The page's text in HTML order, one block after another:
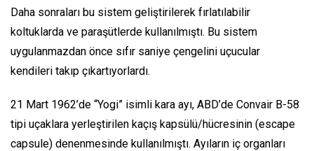
Daha sonraları bu sistem geliştirilerek fırlatılabilir
koltuklarda ve paraşütlerde kullanılmıştı. Bu sistem
uygulanmazdan önce sıfır saniye çengelini uçucular
kendileri takıp çıkartıyorlardı.
21 Mart 1962’de “Yogi” isimli kara ayı, ABD’de Convair B-58
tipi uçaklara yerleştirilen kaçış kapsülü/hücresinin (escape
capsule) denenmesinde kullanılmıştı. Ayıların iç organları